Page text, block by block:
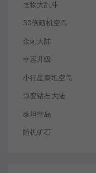
怪物大乱斗
30倍随机空岛
金刺大陆
幸运升级
小行星泰坦空岛
惊变钻石大陆
泰坦空岛
随机矿石